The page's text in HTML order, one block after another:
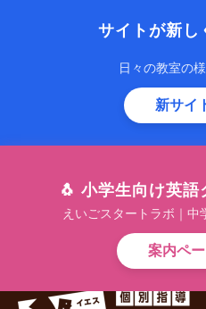
サイトが新し
日々の教室の
新サイ
🐧 小学生向け英語
えいごスタートラボ｜中
案内ペ